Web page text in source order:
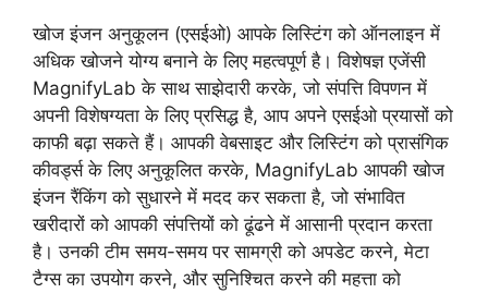
खोज इंजन अनुकूलन (एसईओ) आपके लिस्टिंग को ऑनलाइन में
अधिक खोजने योग्य बनाने के लिए महत्वपूर्ण है। विशेषज्ञ एजेंसी
MagnifyLab के साथ साझेदारी करके, जो संपत्ति विपणन में
अपनी विशेषग्यता के लिए प्रसिद्ध है, आप अपने एसईओ प्रयासों को
काफी बढ़ा सकते हैं। आपकी वेबसाइट और लिस्टिंग को प्रासंगिक
कीवर्ड्स के लिए अनुकूलित करके, MagnifyLab आपकी खोज
इंजन रैंकिंग को सुधारने में मदद कर सकता है, जो संभावित
खरीदारों को आपकी संपत्तियों को ढूंढने में आसानी प्रदान करता
है। उनकी टीम समय-समय पर सामग्री को अपडेट करने, मेटा
टैग्स का उपयोग करने, और सुनिश्चित करने की महत्ता को